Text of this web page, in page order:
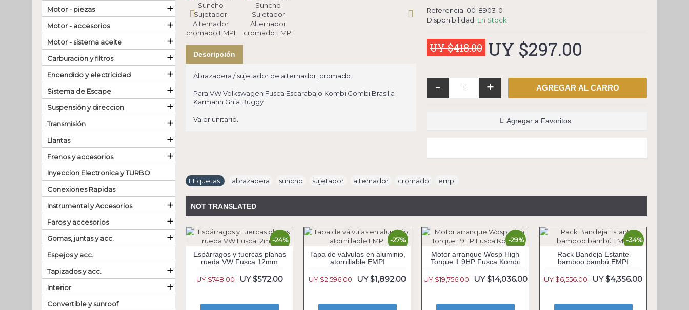
Motor - piezas
+
Motor - accesorios +
Motor - sistema aceite +
Carburacion y filtros +
Encendido y electricidad +
Sistema de Escape +
Suspensión y direccion +
Transmisión +
Llantas +
Frenos y accesorios +
Inyeccion Electronica y TURBO
Conexiones Rapidas
Instrumental y Accesorios
+
Faros y accesorios +
Gomas, juntas y acc. +
Espejos y acc.
Tapizados y acc.
+
Interior +
Convertible y sunroof
Descripción
Abrazadera / sujetador de alternador, cromado.
Para VW Volkswagen Fusca Escarabajo Kombi Combi Brasilia
Karmann Ghia Buggy
Valor unitario.
Referencia: 00-8903-0
Disponibilidad: En Stock
UY $418.00 UY $297.00
- + AGREGAR AL CARRO
Agregar a Favoritos
Etiquetas: abrazadera suncho sujetador alternador cromado empi
NOT TRANSLATED
-24%
Espárragos y tuercas planas
rueda VW Fusca 12mm
UY $748.00 UY $572.00
-27%
Tapa de válvulas en aluminio,
atornillable EMPI
UY $2,596.00 UY $1,892.00
-29%
Motor arranque Wosp High
Torque 1.9HP Fusca Kombi
UY $19,756.00 UY $14,036.00
-34%
Rack Bandeja Estante
bamboo bambú EMPI
UY $6,556.00 UY $4,356.00